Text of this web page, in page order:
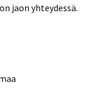
jaon yhteydessä.